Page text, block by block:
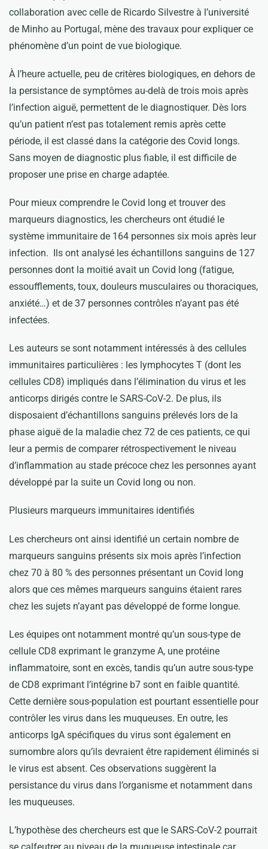
collaboration avec celle de Ricardo Silvestre à l’université
de Minho au Portugal, mène des travaux pour expliquer ce
phénomène d’un point de vue biologique.
À l’heure actuelle, peu de critères biologiques, en dehors de
la persistance de symptômes au-delà de trois mois après
l’infection aiguë, permettent de le diagnostiquer. Dès lors
qu’un patient n’est pas totalement remis après cette
période, il est classé dans la catégorie des Covid longs.
Sans moyen de diagnostic plus fiable, il est difficile de
proposer une prise en charge adaptée.
Pour mieux comprendre le Covid long et trouver des
marqueurs diagnostics, les chercheurs ont étudié le
système immunitaire de 164 personnes six mois après leur
infection. Ils ont analysé les échantillons sanguins de 127
personnes dont la moitié avait un Covid long (fatigue,
essoufflements, toux, douleurs musculaires ou thoraciques,
anxiété…) et de 37 personnes contrôles n’ayant pas été
infectées.
Les auteurs se sont notamment intéressés à des cellules
immunitaires particulières : les lymphocytes T (dont les
cellules CD8) impliqués dans l’élimination du virus et les
anticorps dirigés contre le SARS-CoV-2. De plus, ils
disposaient d’échantillons sanguins prélevés lors de la
phase aiguë de la maladie chez 72 de ces patients, ce qui
leur a permis de comparer rétrospectivement le niveau
d’inflammation au stade précoce chez les personnes ayant
développé par la suite un Covid long ou non.
Plusieurs marqueurs immunitaires identifiés
Les chercheurs ont ainsi identifié un certain nombre de
marqueurs sanguins présents six mois après l’infection
chez 70 à 80 % des personnes présentant un Covid long
alors que ces mêmes marqueurs sanguins étaient rares
chez les sujets n’ayant pas développé de forme longue.
Les équipes ont notamment montré qu’un sous-type de
cellule CD8 exprimant le granzyme A, une protéine
inflammatoire, sont en excès, tandis qu’un autre sous-type
de CD8 exprimant l’intégrine b7 sont en faible quantité.
Cette dernière sous-population est pourtant essentielle pour
contrôler les virus dans les muqueuses. En outre, les
anticorps IgA spécifiques du virus sont également en
surnombre alors qu’ils devraient être rapidement éliminés si
le virus est absent. Ces observations suggèrent la
persistance du virus dans l’organisme et notamment dans
les muqueuses.
L’hypothèse des chercheurs est que le SARS-CoV-2 pourrait